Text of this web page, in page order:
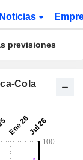
Noticias
previsiones
Cola